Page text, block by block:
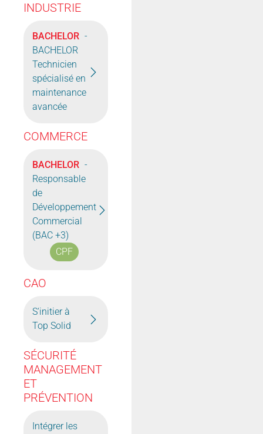
INDUSTRIE
BACHELOR -
BACHELOR
Technicien
spécialisé en
maintenance
avancée
COMMERCE
BACHELOR -
Responsable
de
Développement
Commercial
(BAC +3)
CPF
CAO
S'initier à
Top Solid
SÉCURITÉ
MANAGEMENT
ET
PRÉVENTION
Intégrer les